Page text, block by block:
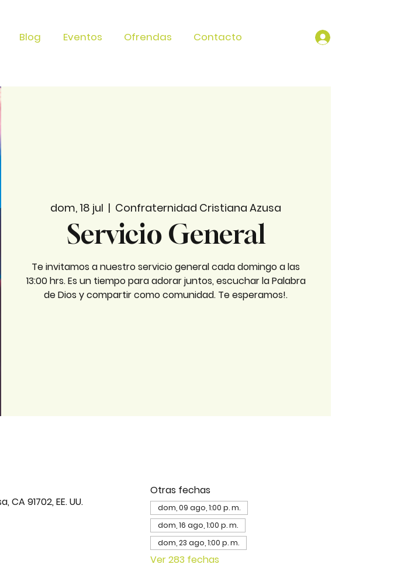
Blog Eventos Ofrendas Contacto
dom, 18 jul
  |
Confraternidad Cristiana Azusa
Servicio General
Te invitamos a nuestro servicio general cada domingo a las
13:00 hrs. Es un tiempo para adorar juntos, escuchar la Palabra
de Dios y compartir como comunidad. Te esperamos!.
91702, EE. UU.
Otras fechas
dom, 09 ago, 1:00 p. m.
dom, 16 ago, 1:00 p. m.
dom, 23 ago, 1:00 p. m.
Ver 283 fechas